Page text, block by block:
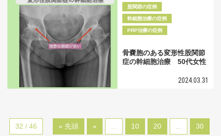
股関節の症例
幹細胞治療の症例
PRP治療の症例
骨嚢胞のある変形性股関節
症の幹細胞治療 50代女性
2024.03.31
32 / 46 « 先頭 « 10 20 30